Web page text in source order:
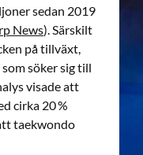
sedan 2019
News). Särskilt
på tillväxt,
söker sig till
visade att
cirka 20 %
taekwondo